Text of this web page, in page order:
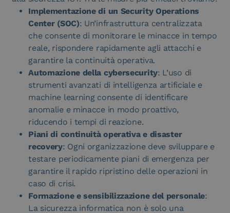
Implementazione di un Security Operations
Center (SOC): Un’infrastruttura centralizzata
che consente di monitorare le minacce in tempo
reale, rispondere rapidamente agli attacchi e
garantire la continuità operativa.
Automazione della cybersecurity: L’uso di
strumenti avanzati di intelligenza artificiale e
machine learning consente di identificare
anomalie e minacce in modo proattivo,
riducendo i tempi di reazione.
Piani di continuità operativa e disaster
recovery: Ogni organizzazione deve sviluppare e
testare periodicamente piani di emergenza per
garantire il rapido ripristino delle operazioni in
caso di crisi.
Formazione e sensibilizzazione del personale:
La sicurezza informatica non è solo una